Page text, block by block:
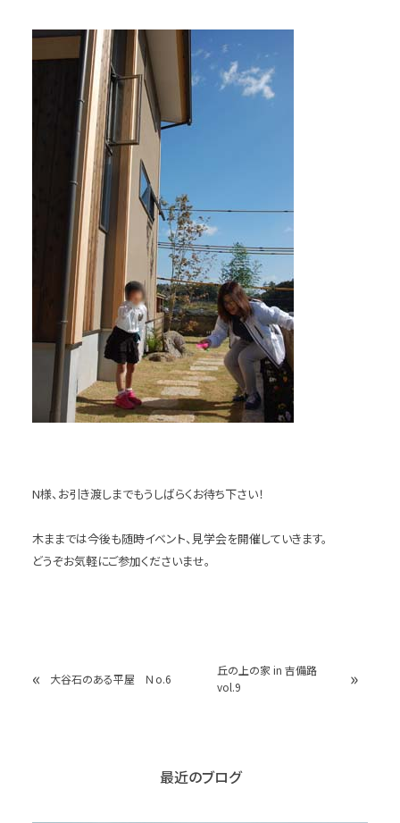
N様、お引き渡しまでもうしばらくお待ち下さい！
木ままでは今後も随時イベント、見学会を開催していきます。
どうぞお気軽にご参加くださいませ。
« 大谷石のある平屋 Ｎo.6
丘の上の家 in 吉備路
vol.9
»
最近のブログ